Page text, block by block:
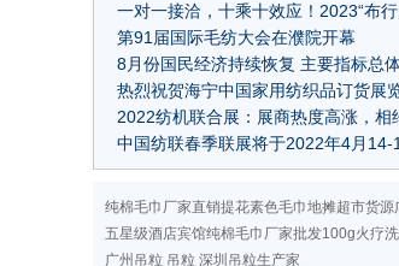
一对一接洽，十乘十效应！2023“布
办
第91届国际毛纺大会在濮院开幕
8月份国民经济持续恢复 主要指标总
热烈祝贺海宁中国家用纺织品订货展
家纺城隆重开幕！
2022纺机联合展：展商热度高涨，
中国纺联春季联展将于2022年4月14-
纯棉毛巾厂家直销提花素色毛巾地摊超市货
五星级酒店宾馆纯棉毛巾厂家批发100g火疗
广州吊粒 吊粒 深圳吊粒生产家